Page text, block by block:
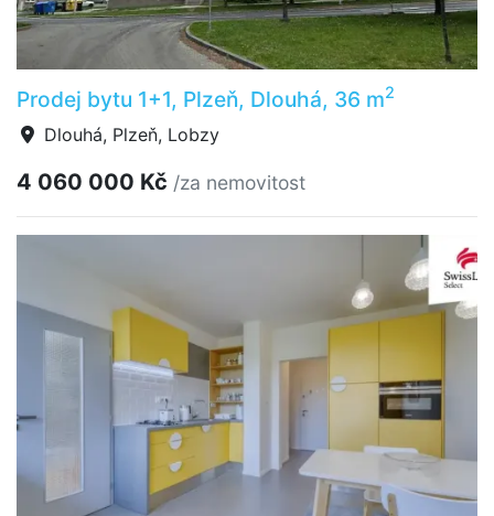
Prodej bytu 1+1, Plzeň, Dlouhá, 36 m2
Dlouhá, Plzeň, Lobzy
4 060 000 Kč /za nemovitost